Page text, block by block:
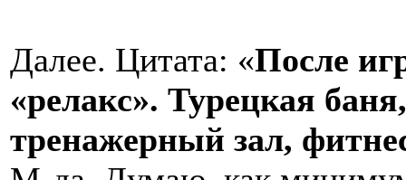
Далее. Цитата: «После
«релакс». Турецкая
тренажерный зал,